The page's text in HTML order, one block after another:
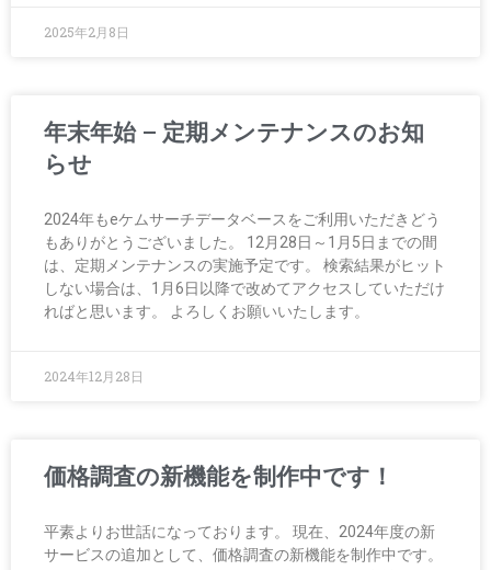
2025年2月8日
年末年始 – 定期メンテナンスのお知
らせ
2024年もeケムサーチデータベースをご利用いただきどう
もありがとうございました。 12月28日～1月5日までの間
は、定期メンテナンスの実施予定です。 検索結果がヒット
しない場合は、1月6日以降で改めてアクセスしていただけ
ればと思います。 よろしくお願いいたします。
2024年12月28日
価格調査の新機能を制作中です！
平素よりお世話になっております。 現在、2024年度の新
サービスの追加として、価格調査の新機能を制作中です。